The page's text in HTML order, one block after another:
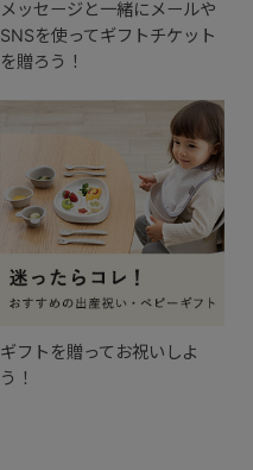
メッセージと一緒にメールや
SNSを使ってギフトチケット
を贈ろう！
ギフトを贈ってお祝いしよ
う！